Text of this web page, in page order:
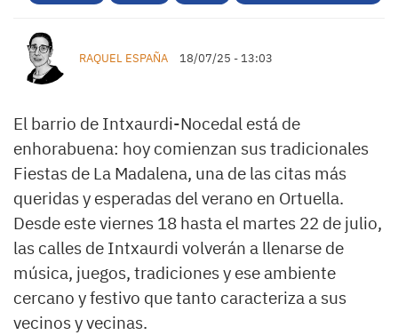
RAQUEL ESPAÑA 18/07/25 - 13:03
El barrio de Intxaurdi-Nocedal está de
enhorabuena: hoy comienzan sus tradicionales
Fiestas de La Madalena, una de las citas más
queridas y esperadas del verano en Ortuella.
Desde este viernes 18 hasta el martes 22 de julio,
las calles de Intxaurdi volverán a llenarse de
música, juegos, tradiciones y ese ambiente
cercano y festivo que tanto caracteriza a sus
vecinos y vecinas.